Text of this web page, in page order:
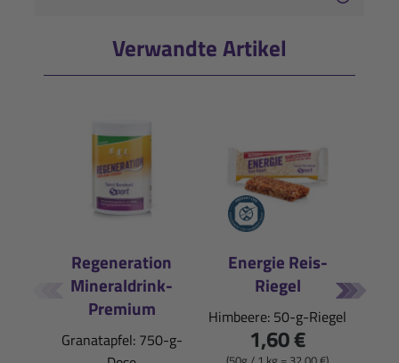
Verwandte Artikel
Regeneration
Mineraldrink-
Premium
Granatapfel: 750-g-
Energie Reis-
Riegel
Himbeere: 50-g-Riegel
1,60 €